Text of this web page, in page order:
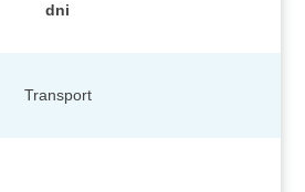
dni
Transport